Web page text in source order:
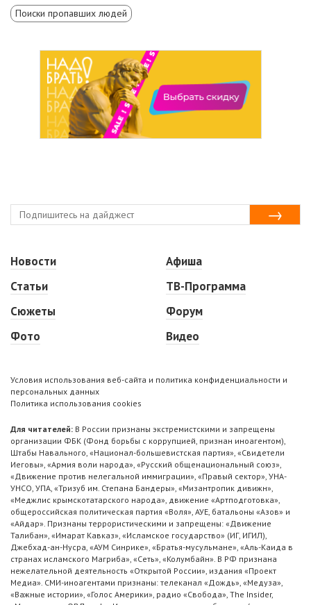
Поиски пропавших людей
Новости
Статьи
Сюжеты
Фото
Афиша
ТВ-Программа
Форум
Видео
Условия использования веб-сайта и политика конфиденциальности и
персональных данных
Политика использования cookies
Для читателей: В России признаны экстремистскими и запрещены
организации ФБК (Фонд борьбы с коррупцией, признан иноагентом),
Штабы Навального, «Национал-большевистская партия», «Свидетели
Иеговы», «Армия воли народа», «Русский общенациональный союз»,
«Движение против нелегальной иммиграции», «Правый сектор», УНА-
УНСО, УПА, «Тризуб им. Степана Бандеры», «Мизантропик дивижн»,
«Меджлис крымскотатарского народа», движение «Артподготовка»,
общероссийская политическая партия «Воля», АУЕ, батальоны «Азов» и
«Айдар». Признаны террористическими и запрещены: «Движение
Талибан», «Имарат Кавказ», «Исламское государство» (ИГ, ИГИЛ),
Джебхад-ан-Нусра, «АУМ Синрике», «Братья-мусульмане», «Аль-Каида в
странах исламского Магриба», «Сеть», «Колумбайн». В РФ признана
нежелательной деятельность «Открытой России», издания «Проект
Медиа». СМИ-иноагентами признаны: телеканал «Дождь», «Медуза»,
«Важные истории», «Голос Америки», радио «Свобода», The Insider,